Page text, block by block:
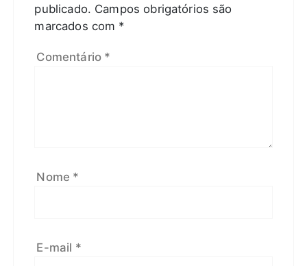
publicado. Campos obrigatórios são
marcados com *
Comentário *
Nome *
E-mail *